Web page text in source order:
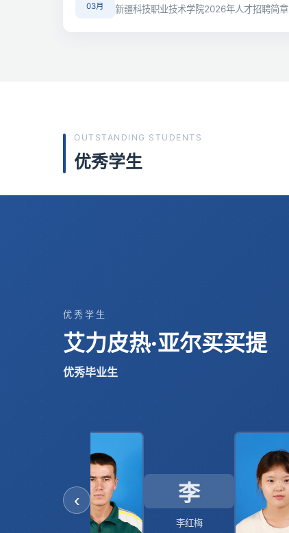
03月 新疆科技职业技术学院2026年人才招聘简章
OUTSTANDING STUDENTS
优秀学生
优秀学生
艾力皮热·亚尔买买提
优秀毕业生
‹ 李
李红梅